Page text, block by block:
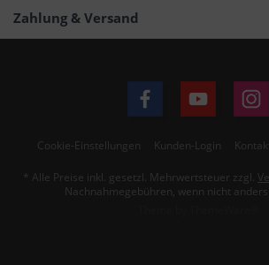
Zahlung & Versand
Cookie-Einstellungen Kunden-Login
* Alle Preise inkl. gesetzl. Mehrwertsteuer zzgl.
Nachnahmegebühren, wenn nicht